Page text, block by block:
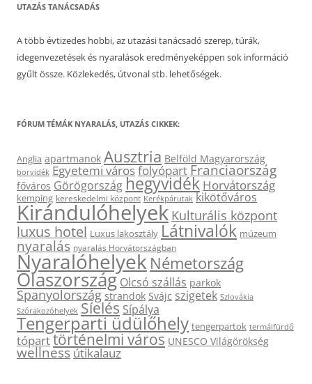
UTAZÁS TANÁCSADÁS
A több évtizedes hobbi, az utazási tanácsadó szerep, túrák,
idegenvezetések és nyaralások eredményeképpen sok információ
gyűlt össze. Közlekedés, útvonal stb. lehetőségek.
FÓRUM TÉMÁK NYARALÁS, UTAZÁS CIKKEK:
Anglia apartmanok Ausztria Belföld Magyarország
borvidék Egyetemi városfolyópartFranciaország
főváros Görögországhegyvidék Horvátország
kemping kereskedelmi központ Kerékpárutak kikötőváros
Kirándulóhelyek Kulturális központ
luxus hotel Luxus lakosztály Látnivalók múzeum
nyaralás nyaralás Horvátországban
Nyaralóhelyek Németország
Olaszország Olcsó szállás parkok
Spanyolország strandok Svájc szigetek Szlovákia
Szórakozóhelyek Síelés Sípálya
Tengerparti üdülőhely tengerpartok termálfürdő
tóparttörténelmi város UNESCO Világörökség
wellnessútikalauz